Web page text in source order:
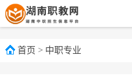
首页 > 中职专业